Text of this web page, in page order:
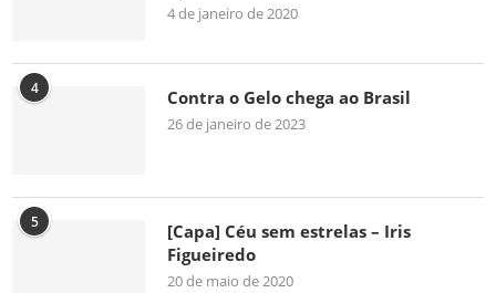
4 de janeiro de 2020
4 Contra o Gelo chega ao Brasil
26 de janeiro de 2023
5
[Capa] Céu sem estrelas – Iris
Figueiredo
20 de maio de 2020